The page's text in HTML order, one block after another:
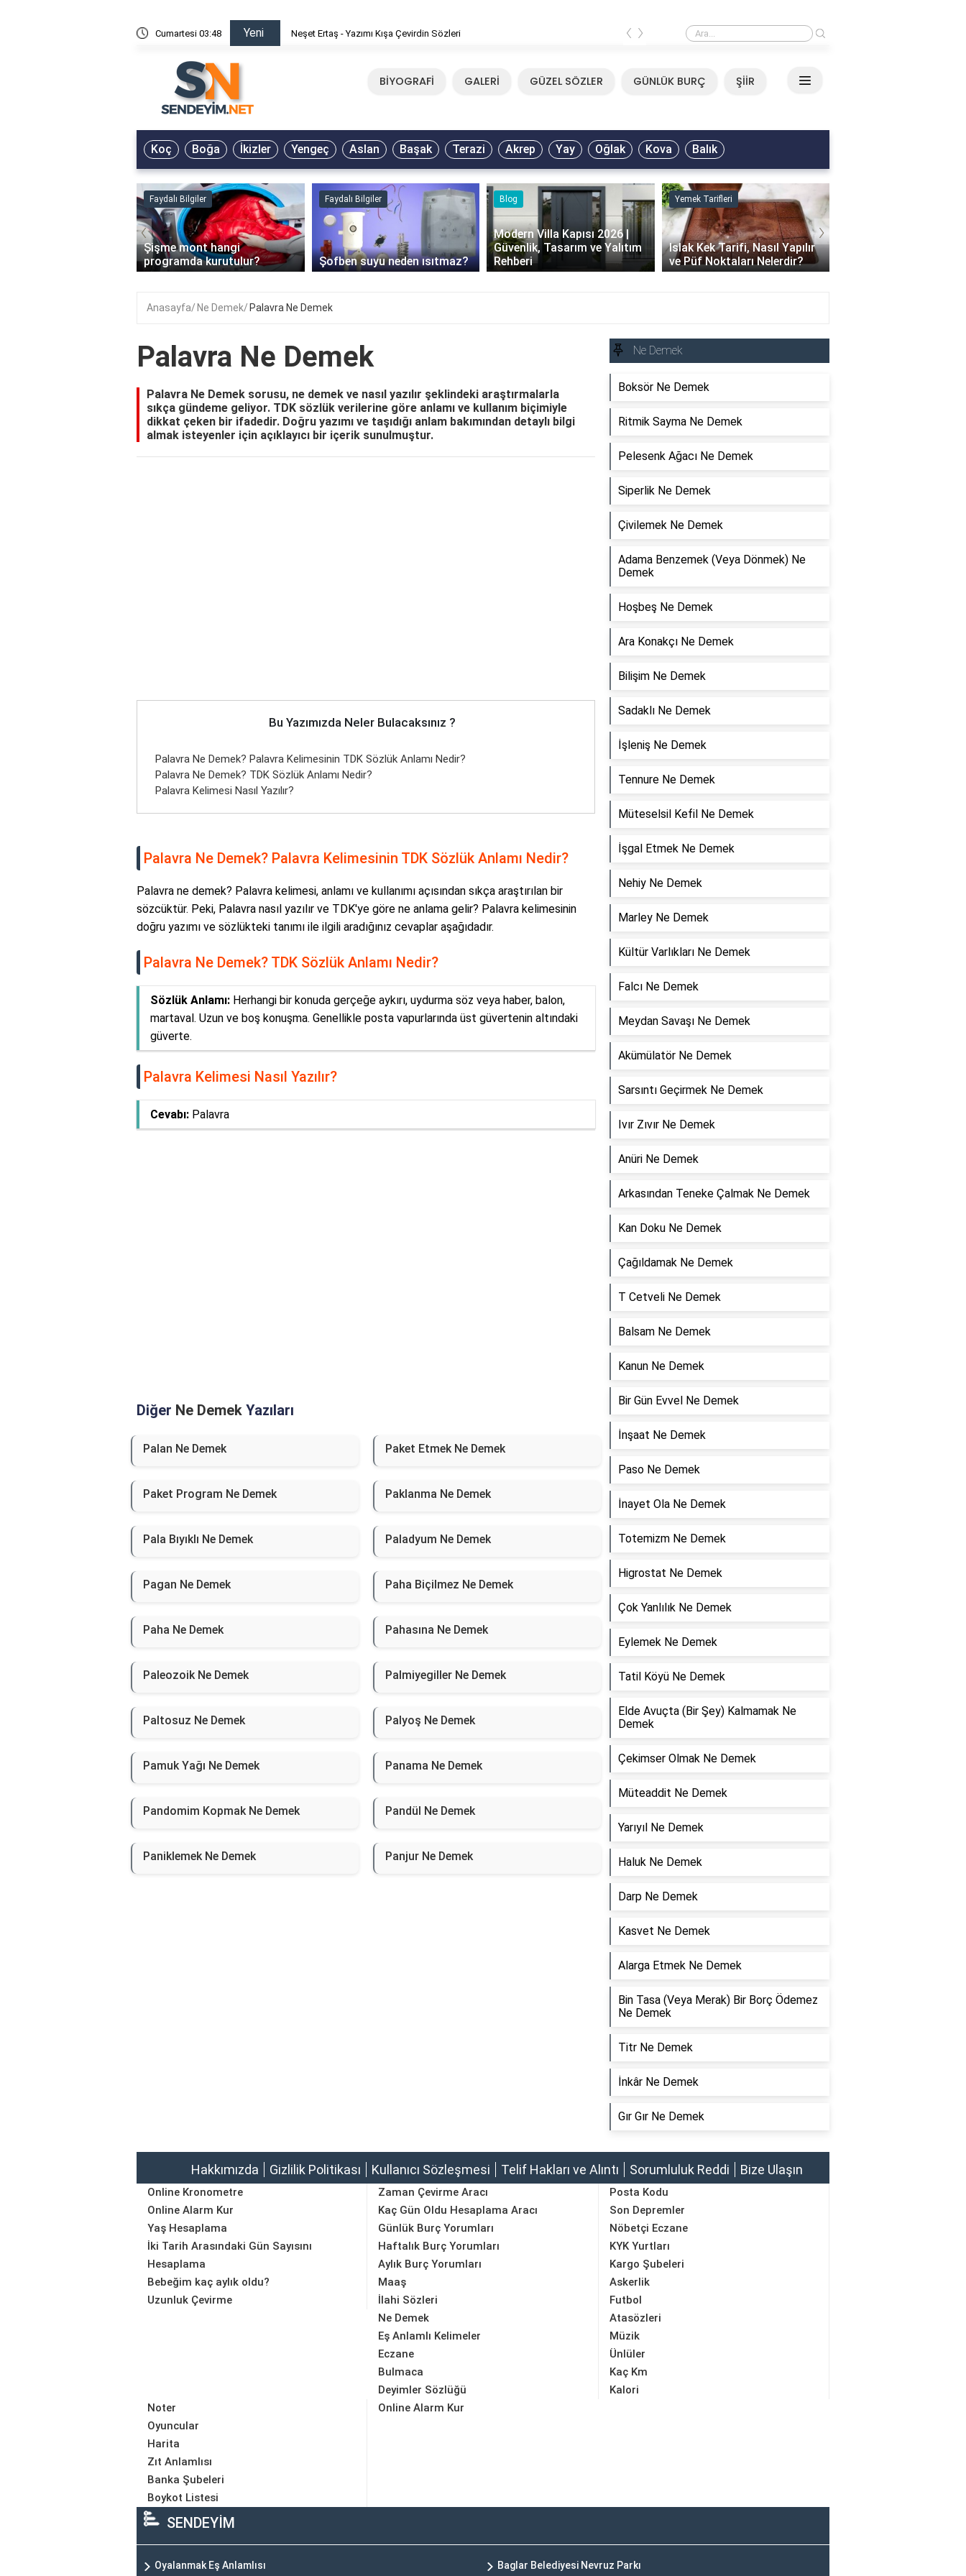
Cumartesi 03:48 Yeni Neşet Ertaş - Yazımı Kışa Çevirdin Sözleri Neşet Ertaş - Yazımı Kışa Çevirdin Sözleri
‹ ›
BİYOGRAFİ GALERİ GÜZEL SÖZLER GÜNLÜK BURÇ ŞİİR
Koç Boğa İkizler Yengeç Aslan Başak Terazi Akrep Yay Oğlak Kova Balık
Faydalı Bilgiler
Şişme mont hangi
programda kurutulur?
Faydalı Bilgiler
Şofben suyu neden ısıtmaz?
Blog
Modern Villa Kapısı 2026 |
Güvenlik, Tasarım ve Yalıtım
Rehberi
Yemek Tarifleri
Islak Kek Tarifi, Nasıl Yapılır
ve Püf Noktaları Nelerdir?
‹ ›
Anasayfa Ne Demek Palavra Ne Demek
Palavra Ne Demek
Palavra Ne Demek sorusu, ne demek ve nasıl yazılır şeklindeki araştırmalarla
sıkça gündeme geliyor. TDK sözlük verilerine göre anlamı ve kullanım biçimiyle
dikkat çeken bir ifadedir. Doğru yazımı ve taşıdığı anlam bakımından detaylı bilgi
almak isteyenler için açıklayıcı bir içerik sunulmuştur.
Bu Yazımızda Neler Bulacaksınız ?
Palavra Ne Demek? Palavra Kelimesinin TDK Sözlük Anlamı Nedir?
Palavra Ne Demek? TDK Sözlük Anlamı Nedir?
Palavra Kelimesi Nasıl Yazılır?
Palavra Ne Demek? Palavra Kelimesinin TDK Sözlük Anlamı Nedir?
Palavra ne demek? Palavra kelimesi, anlamı ve kullanımı açısından sıkça araştırılan bir
sözcüktür. Peki, Palavra nasıl yazılır ve TDK'ye göre ne anlama gelir? Palavra kelimesinin
doğru yazımı ve sözlükteki tanımı ile ilgili aradığınız cevaplar aşağıdadır.
Palavra Ne Demek? TDK Sözlük Anlamı Nedir?
Sözlük Anlamı: Herhangi bir konuda gerçeğe aykırı, uydurma söz veya haber, balon,
martaval. Uzun ve boş konuşma. Genellikle posta vapurlarında üst güvertenin altındaki
güverte.
Palavra Kelimesi Nasıl Yazılır?
Cevabı: Palavra
Diğer Ne Demek Yazıları
Palan Ne Demek Paket Etmek Ne Demek
Paket Program Ne Demek Paklanma Ne Demek
Pala Bıyıklı Ne Demek Paladyum Ne Demek
Pagan Ne Demek Paha Biçilmez Ne Demek
Paha Ne Demek Pahasına Ne Demek
Paleozoik Ne Demek Palmiyegiller Ne Demek
Paltosuz Ne Demek Palyoş Ne Demek
Pamuk Yağı Ne Demek Panama Ne Demek
Pandomim Kopmak Ne Demek Pandül Ne Demek
Paniklemek Ne Demek Panjur Ne Demek
Ne Demek
Boksör Ne Demek
Ritmik Sayma Ne Demek
Pelesenk Ağacı Ne Demek
Siperlik Ne Demek
Çivilemek Ne Demek
Adama Benzemek (Veya Dönmek) Ne
Demek
Hoşbeş Ne Demek
Ara Konakçı Ne Demek
Bilişim Ne Demek
Sadaklı Ne Demek
İşleniş Ne Demek
Tennure Ne Demek
Müteselsil Kefil Ne Demek
İşgal Etmek Ne Demek
Nehiy Ne Demek
Marley Ne Demek
Kültür Varlıkları Ne Demek
Falcı Ne Demek
Meydan Savaşı Ne Demek
Akümülatör Ne Demek
Sarsıntı Geçirmek Ne Demek
Ivır Zıvır Ne Demek
Anüri Ne Demek
Arkasından Teneke Çalmak Ne Demek
Kan Doku Ne Demek
Çağıldamak Ne Demek
T Cetveli Ne Demek
Balsam Ne Demek
Kanun Ne Demek
Bir Gün Evvel Ne Demek
İnşaat Ne Demek
Paso Ne Demek
İnayet Ola Ne Demek
Totemizm Ne Demek
Higrostat Ne Demek
Çok Yanlılık Ne Demek
Eylemek Ne Demek
Tatil Köyü Ne Demek
Elde Avuçta (Bir Şey) Kalmamak Ne
Demek
Çekimser Olmak Ne Demek
Müteaddit Ne Demek
Yarıyıl Ne Demek
Haluk Ne Demek
Darp Ne Demek
Kasvet Ne Demek
Alarga Etmek Ne Demek
Bin Tasa (Veya Merak) Bir Borç Ödemez
Ne Demek
Titr Ne Demek
İnkâr Ne Demek
Gır Gır Ne Demek
Hakkımızda Gizlilik Politikası Kullanıcı Sözleşmesi Telif Hakları ve Alıntı Sorumluluk Reddi Bize Ulaşın
Online Kronometre
Online Alarm Kur
Yaş Hesaplama
İki Tarih Arasındaki Gün Sayısını
Hesaplama
Bebeğim kaç aylık oldu?
Uzunluk Çevirme
Zaman Çevirme Aracı
Kaç Gün Oldu Hesaplama Aracı
Günlük Burç Yorumları
Haftalık Burç Yorumları
Aylık Burç Yorumları
Maaş
Posta Kodu
Son Depremler
Nöbetçi Eczane
KYK Yurtları
Kargo Şubeleri
Askerlik
İlahi Sözleri
Ne Demek
Eş Anlamlı Kelimeler
Eczane
Bulmaca
Deyimler Sözlüğü
Futbol
Atasözleri
Müzik
Ünlüler
Kaç Km
Kalori
Noter
Oyuncular
Harita
Zıt Anlamlısı
Banka Şubeleri
Boykot Listesi
Online Alarm Kur
SENDEYİM
Oyalanmak Eş Anlamlısı Baglar Belediyesi Nevruz Parkı